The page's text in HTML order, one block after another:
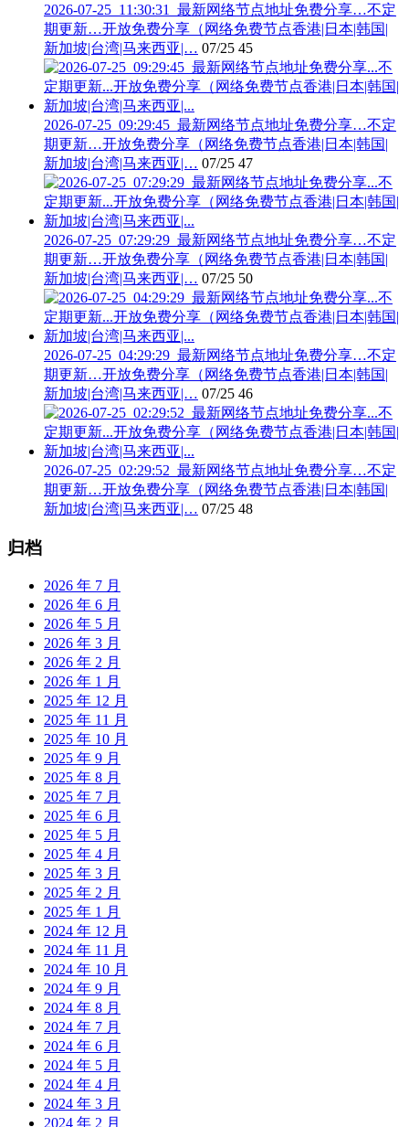
2026-07-25_11:30:31_最新网络节点地址免费分享…不定
期更新…开放免费分享（网络免费节点香港|日本|韩国|
新加坡|台湾|马来西亚|… 07/25 45
2026-07-25_09:29:45_最新网络节点地址免费分享…不定
期更新…开放免费分享（网络免费节点香港|日本|韩国|
新加坡|台湾|马来西亚|… 07/25 47
2026-07-25_07:29:29_最新网络节点地址免费分享…不定
期更新…开放免费分享（网络免费节点香港|日本|韩国|
新加坡|台湾|马来西亚|… 07/25 50
2026-07-25_04:29:29_最新网络节点地址免费分享…不定
期更新…开放免费分享（网络免费节点香港|日本|韩国|
新加坡|台湾|马来西亚|… 07/25 46
2026-07-25_02:29:52_最新网络节点地址免费分享…不定
期更新…开放免费分享（网络免费节点香港|日本|韩国|
新加坡|台湾|马来西亚|… 07/25 48
归档
2026 年 7 月
2026 年 6 月
2026 年 5 月
2026 年 3 月
2026 年 2 月
2026 年 1 月
2025 年 12 月
2025 年 11 月
2025 年 10 月
2025 年 9 月
2025 年 8 月
2025 年 7 月
2025 年 6 月
2025 年 5 月
2025 年 4 月
2025 年 3 月
2025 年 2 月
2025 年 1 月
2024 年 12 月
2024 年 11 月
2024 年 10 月
2024 年 9 月
2024 年 8 月
2024 年 7 月
2024 年 6 月
2024 年 5 月
2024 年 4 月
2024 年 3 月
2024 年 2 月